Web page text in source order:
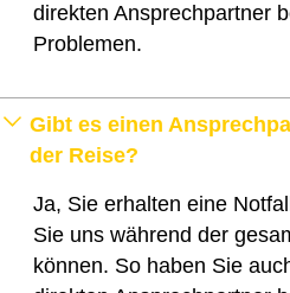
direkten Ansprechpartner
Problemen.
Gibt es einen
der Reise?
Ja, Sie erhalten eine
Sie uns während der
können. So haben Sie